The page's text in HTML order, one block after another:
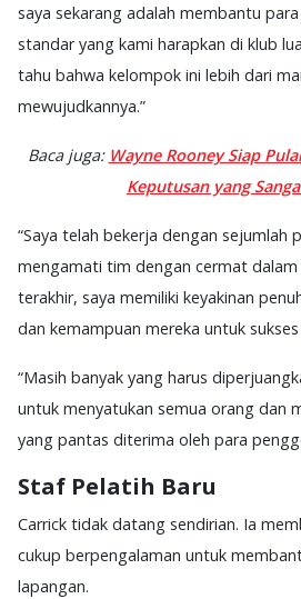
saya sekarang adalah membantu
standar yang kami harapkan di klub
tahu bahwa kelompok ini lebih dari
mewujudkannya.”
Baca juga: Wayne Rooney Siap
Keputusan yang
“Saya telah bekerja dengan sejumlah
mengamati tim dengan cermat
terakhir, saya memiliki keyakinan
dan kemampuan mereka untuk sukses
“Masih banyak yang harus
untuk menyatukan semua orang dan
yang pantas diterima oleh para
Staf Pelatih Baru
Carrick tidak datang sendirian. Ia
cukup berpengalaman untuk
lapangan.